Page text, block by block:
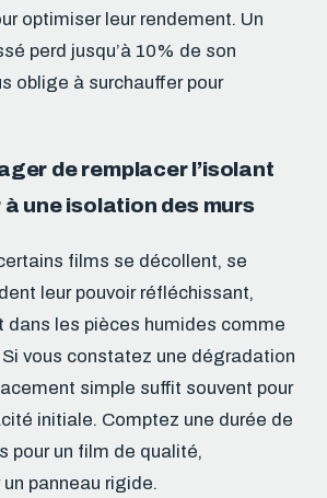
optimiser leur rendement. Un
perd jusqu’à 10% de son
oblige à surchauffer pour
de remplacer l’isolant
à une isolation des murs
films se décollent, se
leur pouvoir réfléchissant,
dans les pièces humides comme
Si vous constatez une dégradation
simple suffit souvent pour
initiale. Comptez une durée de
pour un film de qualité,
panneau rigide.